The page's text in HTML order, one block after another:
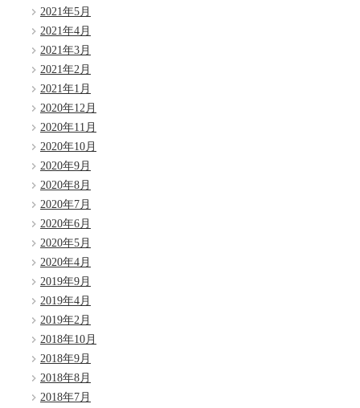
2021年5月
2021年4月
2021年3月
2021年2月
2021年1月
2020年12月
2020年11月
2020年10月
2020年9月
2020年8月
2020年7月
2020年6月
2020年5月
2020年4月
2019年9月
2019年4月
2019年2月
2018年10月
2018年9月
2018年8月
2018年7月